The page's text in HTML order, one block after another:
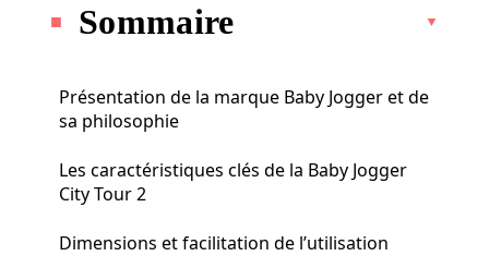
Sommaire
Présentation de la marque Baby Jogger et de
sa philosophie
Les caractéristiques clés de la Baby Jogger
City Tour 2
Dimensions et facilitation de l’utilisation